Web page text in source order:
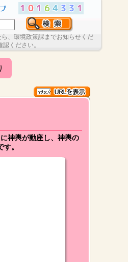
、環境政策課までお知らせくだ
ください。
神輿が動座し、神輿の
。